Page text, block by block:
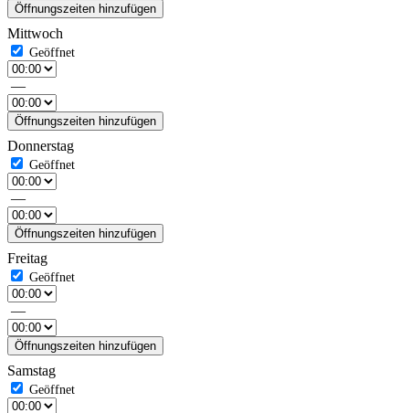
Öffnungszeiten hinzufügen
Mittwoch
—
Öffnungszeiten hinzufügen
Donnerstag
—
Öffnungszeiten hinzufügen
Freitag
—
Öffnungszeiten hinzufügen
Samstag